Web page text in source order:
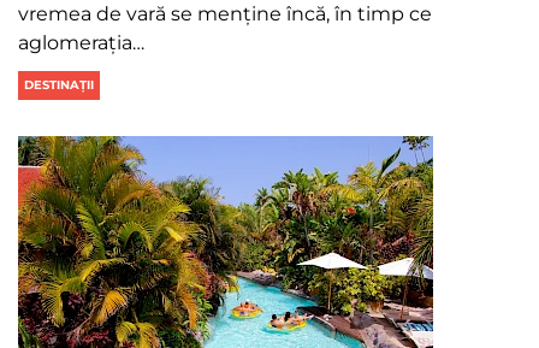
vremea de vară se menține încă, în timp ce
aglomerația…
DESTINAȚII